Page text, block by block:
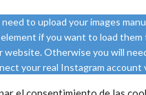
need to upload your images
if you want to load them
website. Otherwise you will
your real Instagram account